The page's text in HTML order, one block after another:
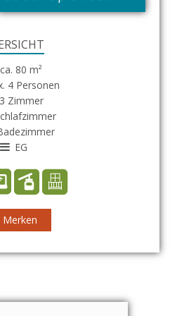
ca. 80 m²
4 Personen
3 Zimmer
EG
Merken